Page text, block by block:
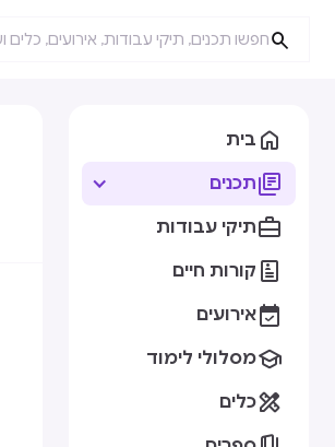

 בית
תכנים
תיקי עבודות
 קורות חיים
אירועים
מסלולי לימוד
כלים